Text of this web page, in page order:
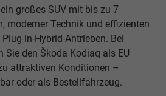
großes SUV mit bis zu 7
moderner Technik und effizienten
in-Hybrid-Antrieben. Bei
Sie den Škoda Kodiaq als EU
attraktiven Konditionen –
oder als Bestellfahrzeug.